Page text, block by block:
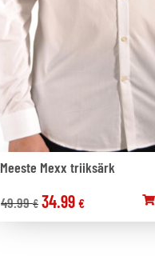
Meeste Mexx triiksärk
49.99€ 34.99 €